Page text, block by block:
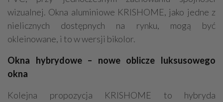
wizualnej. Okna aluminiowe KRISHOME, jako jedne z
nielicznych dostępnych na rynku, mogą być
okleinowane, i to w wersji bikolor.
Okna hybrydowe – nowe oblicze luksusowego
okna
Kolejna propozycja KRISHOME to hybryda